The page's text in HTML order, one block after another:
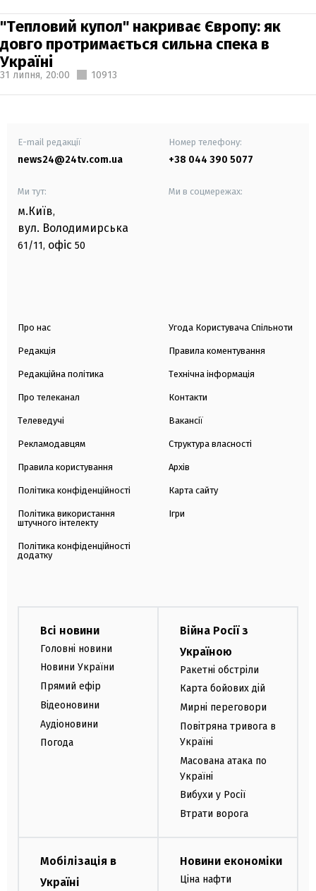
"Тепловий купол" накриває Європу: як
довго протримається сильна спека в
Україні
31 липня, 20:00 10913
E-mail редакції
news24@24tv.com.ua
Номер телефону:
+38 044 390 5077
Ми тут:
м.Київ,
вул. Володимирська
61/11, офіс 50
Ми в соцмережах:
Про нас
Редакція
Редакційна політика
Про телеканал
Телеведучі
Рекламодавцям
Правила користування
Політика конфіденційності
Політика використання
штучного інтелекту
Політика конфіденційності
додатку
Угода Користувача Спільноти
Правила коментування
Технічна інформація
Контакти
Вакансії
Структура власності
Архів
Карта сайту
Ігри
Всі новини
Головні новини
Новини України
Прямий ефір
Відеоновини
Аудіоновини
Погода
Війна Росії з
Україною
Ракетні обстріли
Карта бойових дій
Мирні переговори
Повітряна тривога в
Україні
Масована атака по
Україні
Вибухи у Росії
Втрати ворога
Мобілізація в
Україні
Новини економіки
Ціна нафти